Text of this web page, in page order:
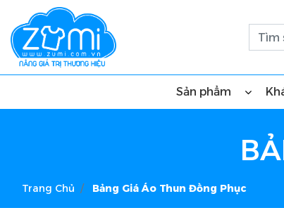
Sản phẩm
Trang Chủ Bảng Giá Áo Thun Đồng Phục